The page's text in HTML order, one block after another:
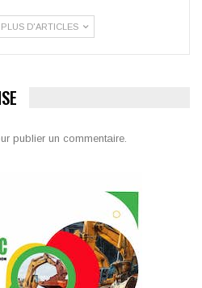
D'ARTICLES
publier un commentaire.